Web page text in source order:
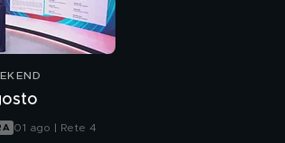
01 ago | Rete 4